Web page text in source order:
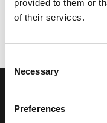
provided to them or
of their services.
Selection
Necessary
Preferences